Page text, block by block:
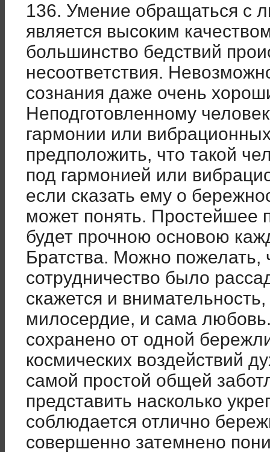
136. Умение обращаться с
является высоким
большинство бедствий
несоответствия.
сознания даже очень
Неподготовленному
гармонии или
предположить, что такой
под гармонией или
если сказать ему о
может понять. Простейшее
будет прочною основою
Братства. Можно пожелать,
сотрудничество было
скажется и
милосердие, и сама
сохранено от одной
космических воздействий
самой простой общей
представить насколько
соблюдается отлично
совершенно затемнено